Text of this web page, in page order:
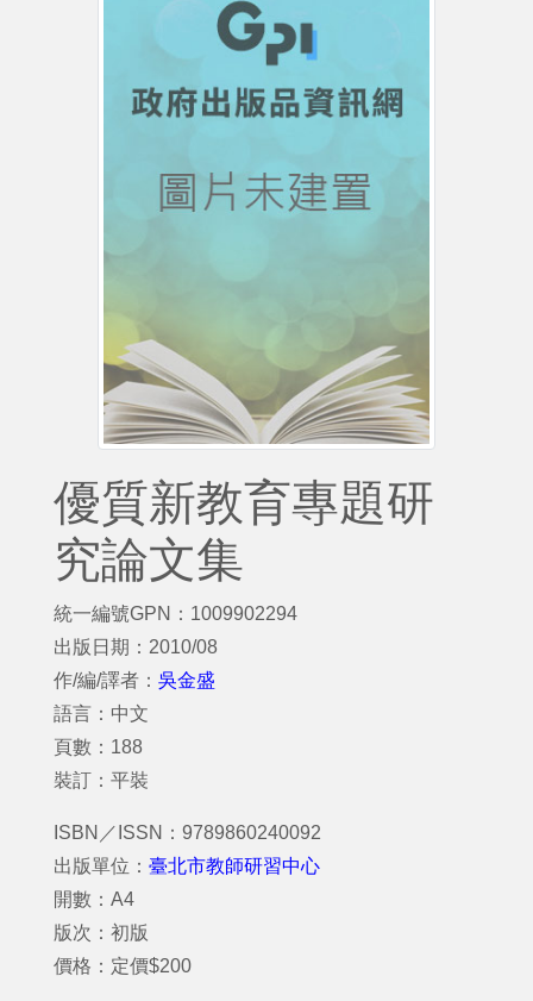
優質新教育專題研
究論文集
統一編號GPN：1009902294
出版日期：2010/08
作/編/譯者： 吳金盛
語言：中文
頁數：188
裝訂：平裝
ISBN／ISSN：9789860240092
出版單位： 臺北市教師研習中心
開數：A4
版次：初版
價格：定價$200